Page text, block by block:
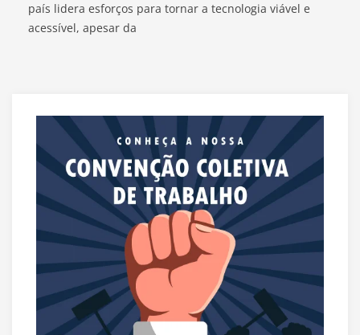
país lidera esforços para tornar a tecnologia viável e
acessível, apesar da